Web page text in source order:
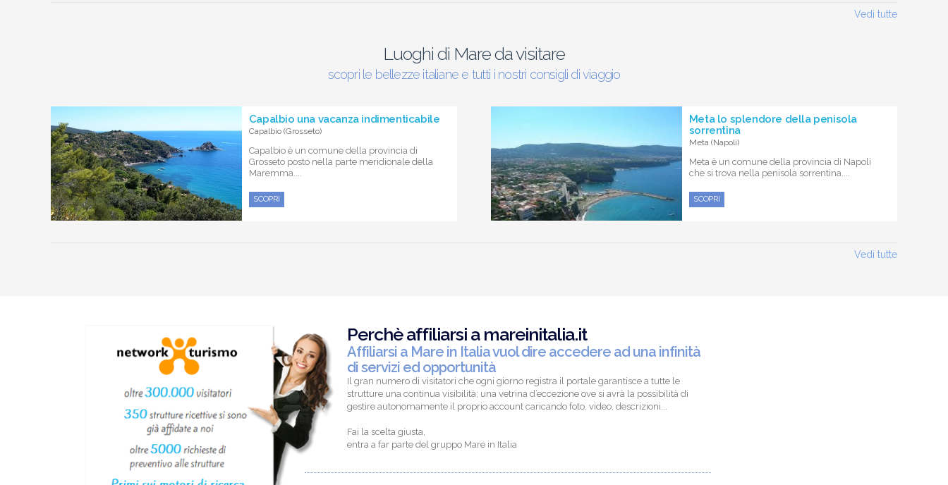
Vedi tutte
Luoghi di Mare da visitare
scopri le bellezze italiane e tutti i nostri consigli di viaggio
Capalbio una vacanza indimenticabile
Capalbio (Grosseto)
Capalbio è un comune della provincia di
Grosseto posto nella parte meridionale della
Maremma....
SCOPRI
Meta lo splendore della penisola
sorrentina
Meta (Napoli)
Meta è un comune della provincia di Napoli
che si trova nella penisola sorrentina....
SCOPRI
Vedi tutte
Perchè affiliarsi a mareinitalia.it
Affiliarsi a Mare in Italia vuol dire accedere ad una infinità
di servizi ed opportunità
Il gran numero di visitatori che ogni giorno registra il portale garantisce a tutte le
strutture una continua visibilità; una vetrina d’eccezione ove si avrà la possibilità di
gestire autonomamente il proprio account caricando foto, video, descrizioni...
Fai la scelta giusta,
entra a far parte del gruppo Mare in Italia